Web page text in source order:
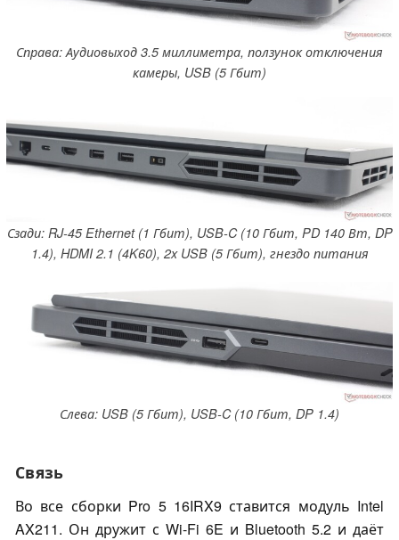
Справа: Аудиовыход 3.5 миллиметра, ползунок отключения
камеры, USB (5 Гбит)
Сзади: RJ-45 Ethernet (1 Гбит), USB-C (10 Гбит, PD 140 Вт, DP
1.4), HDMI 2.1 (4K60), 2x USB (5 Гбит), гнездо питания
Слева: USB (5 Гбит), USB-C (10 Гбит, DP 1.4)
Связь
Во все сборки Pro 5 16IRX9 ставится модуль Intel
AX211. Он дружит с Wi-Fi 6E и Bluetooth 5.2 и даёт